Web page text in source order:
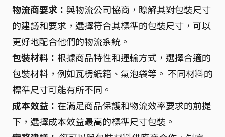
物流商要求： 與物流公司協商，瞭解其對包裝尺寸
的建議和要求，選擇符合其標準的包裝尺寸，可以
更好地配合他們的物流系統。
包裝材料： 根據商品特性和運輸方式，選擇合適的
包裝材料，例如瓦楞紙箱、氣泡袋等。 不同材料的
標準尺寸可能有所不同。
成本效益： 在滿足商品保護和物流效率要求的前提
下，選擇成本效益最高的標準尺寸包裝。